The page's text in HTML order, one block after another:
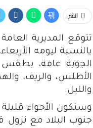
انشر
تتوقع المديرية
بالنسبة ليومه
الجوية عامة،
الأطلس، والريف،
والليل.
وستكون الأجواء
جنوب البلاد مع